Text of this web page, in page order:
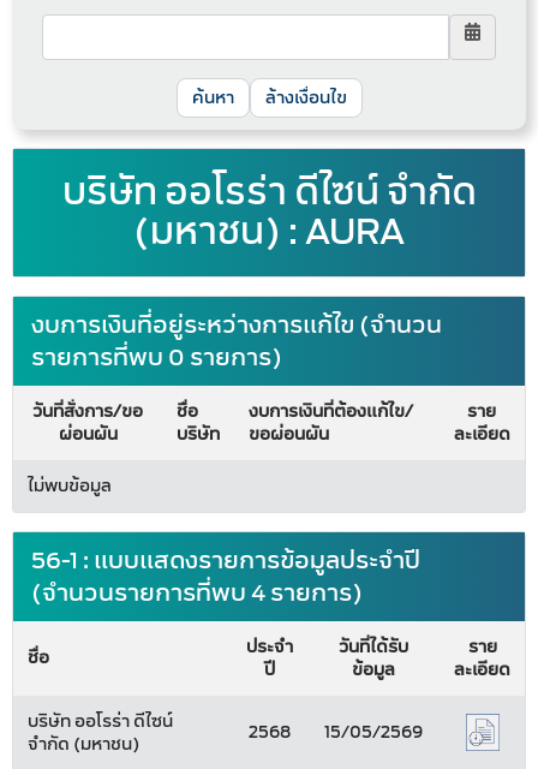
ล้างเงื่อนไข
บริษัท ออโรร่า ดีไซน์ จำกัด
(มหาชน) : AURA
งบการเงินที่อยู่ระหว่างการแก้ไข (จำนวน
รายการที่พบ 0 รายการ)
วันที่สั่งการ/ขอ
ผ่อนผัน
ชื่อ
บริษัท
งบการเงินที่ต้องแก้ไข/
ขอผ่อนผัน
ราย
ละเอียด
ไม่พบข้อมูล
56-1 : แบบแสดงรายการข้อมูลประจำปี
(จำนวนรายการที่พบ 4 รายการ)
ชื่อ
ประจำ
ปี
วันที่ได้รับ
ข้อมูล
ราย
ละเอียด
บริษัท ออโรร่า ดีไซน์
จำกัด (มหาชน)
2568 15/05/2569